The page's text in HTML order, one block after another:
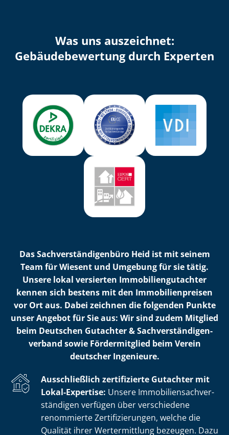
Was uns auszeichnet:
Ge­bäu­de­be­wer­tung durch Experten
Das Sach­ver­stän­di­gen­bü­ro Heid ist mit seinem
Team für Wiesent und Umgebung für sie tätig.
Unsere lokal versierten Im­mo­bi­li­en­gut­ach­ter
kennen sich bestens mit den Im­mo­bi­li­en­prei­sen
vor Ort aus. Dabei zeichnen die folgenden Punkte
unser Angebot für Sie aus: Wir sind zudem Mitglied
beim Deutschen Gutachter & Sach­ver­stän­di­gen­
ver­band sowie Fördermitglied beim Verein
deutscher Ingenieure.
Ausschließlich zertifizierte Gutachter mit
Lokal-Expertise: Unsere Im­mo­bi­li­en­sach­ver­
stän­di­gen verfügen über verschiedene
renommierte Zer­ti­fi­zie­run­gen, welche die
Qualität ihrer Wertermittlung bezeugen. Dazu